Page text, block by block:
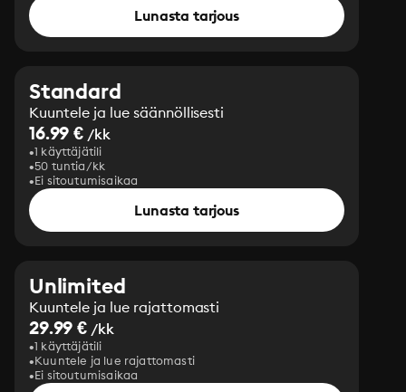
Lunasta tarjous
Standard
Kuuntele ja lue säännöllisesti
16.99 € /kk
1 käyttäjätili
50 tuntia/kk
Ei sitoutumisaikaa
Lunasta tarjous
Unlimited
Kuuntele ja lue rajattomasti
29.99 € /kk
1 käyttäjätili
Kuuntele ja lue rajattomasti
Ei sitoutumisaikaa